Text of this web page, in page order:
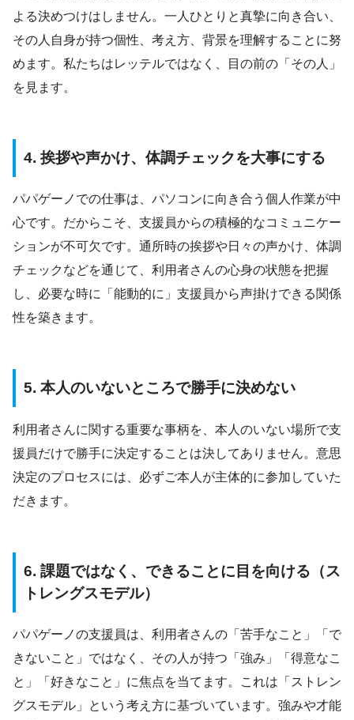
よる決めつけはしません。一人ひとりと真摯に向き合い、
その人自身が持つ個性、考え方、背景を理解することに努
めます。私たちはレッテルではなく、目の前の「その人」
を見ます。
4. 挨拶や声かけ、体調チェックを大事にする
パパゲーノでの仕事は、パソコンに向き合う個人作業が中
心です。だからこそ、支援員からの積極的なコミュニケー
ションが不可欠です。通所時の挨拶や日々の声かけ、体調
チェックなどを通じて、利用者さんの心身の状態を把握
し、必要な時に「能動的に」支援員から声掛けできる関係
性を築きます。
5. 本人のいないところで勝手に決めない
利用者さんに関する重要な事柄を、本人のいない場所で支
援員だけで勝手に決定することは決してありません。意思
決定のプロセスには、必ずご本人が主体的に参加していた
だきます。
6. 課題ではなく、できることに目を向ける（ス
トレングスモデル）
パパゲーノの支援員は、利用者さんの「苦手なこと」「で
きないこと」ではなく、その人が持つ「強み」「得意なこ
と」「好きなこと」に焦点を当てます。これは「ストレン
グスモデル」という考え方に基づいています。強みや才能